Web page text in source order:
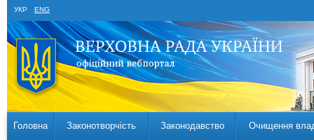
УКР ENG
Головна Законотворчість Законодавство Очищення